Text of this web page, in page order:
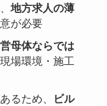
地方求人の薄
が必要
母体ならでは
場環境・施工
るため、
ビル